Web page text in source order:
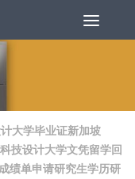
大学毕业证新加坡
技设计大学文凭留学回
绩单申请研究生学历研